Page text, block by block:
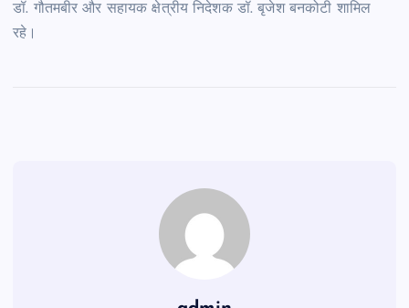
डॉ. गौतमबीर और सहायक क्षेत्रीय निदेशक डॉ. बृजेश बनकोटी शामिल
रहे।